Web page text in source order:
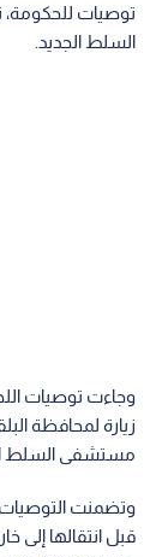
توصيات
السلط الجديد.
وجاءت توصيات
زيارة لمحافظة
مستشفى السلط
وتضمنت
قبل انتقالها إلى